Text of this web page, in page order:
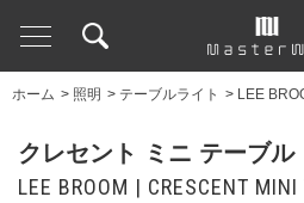
ホーム > 照明 > テーブルライト > LEE
クレセント ミニ テーブル
LEE BROOM | CRESCENT MINI